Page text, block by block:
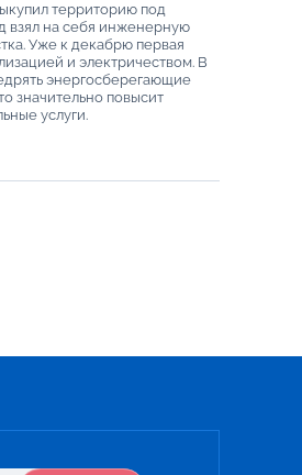
территорию под
взял на себя инженерную
Уже к декабрю первая
и электричеством. В
энергосберегающие
значительно повысит
услуги.